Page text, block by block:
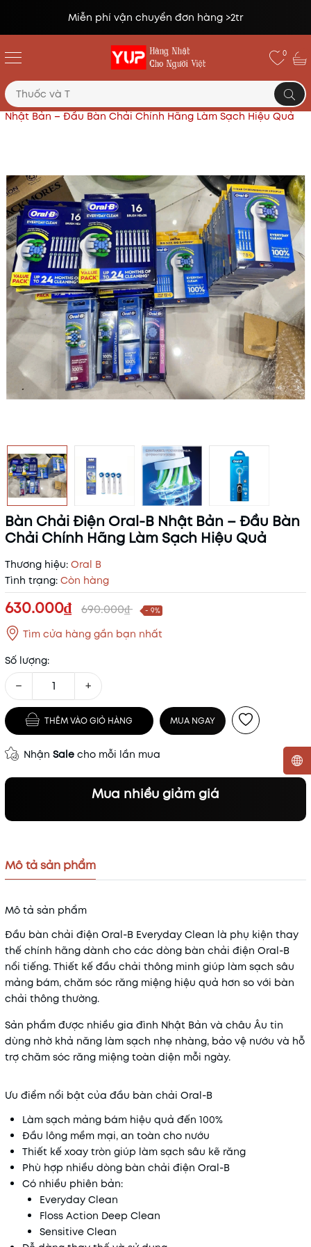
đơn hàng >2tr Đổi trả miễn
0
Trang chủ Sản phẩm nổi bật
Bàn Chải Điện Oral-B
Nhật Bản – Đầu Bàn Chải Chính Hãng Làm Sạch Hiệu Quả
Bàn Chải Điện Oral-B Nhật Bản – Đầu Bàn
Chải Chính Hãng Làm Sạch Hiệu Quả
Thương hiệu: Oral B
Tình trạng: Còn hàng
630.000₫ 690.000₫ - 9%
Tìm cửa hàng gần bạn nhất
Số lượng:
− +
THÊM VÀO GIỎ HÀNG MUA NGAY
Nhận Sale cho mỗi lần mua
Mua nhiều giảm giá
Điều kiện:
Mô tả sản phẩm
Mô tả sản phẩm
Đầu bàn chải điện Oral-B Everyday Clean là phụ kiện thay
thế chính hãng dành cho các dòng bàn chải điện Oral-B
nổi tiếng. Thiết kế đầu chải thông minh giúp làm sạch sâu
mảng bám, chăm sóc răng miệng hiệu quả hơn so với bàn
chải thông thường.
Sản phẩm được nhiều gia đình Nhật Bản và châu Âu tin
dùng nhờ khả năng làm sạch nhẹ nhàng, bảo vệ nướu và hỗ
trợ chăm sóc răng miệng toàn diện mỗi ngày.
Ưu điểm nổi bật của đầu bàn chải Oral-B
Làm sạch mảng bám hiệu quả đến 100%
Đầu lông mềm mại, an toàn cho nướu
Thiết kế xoay tròn giúp làm sạch sâu kẽ răng
Phù hợp nhiều dòng bàn chải điện Oral-B
Có nhiều phiên bản:
Everyday Clean
Floss Action Deep Clean
Sensitive Clean